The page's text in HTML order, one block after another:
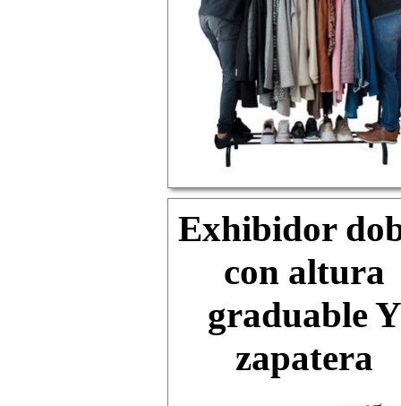
Más información
Click Aquí
Exhibidor
con altura
graduable Y
zapatera